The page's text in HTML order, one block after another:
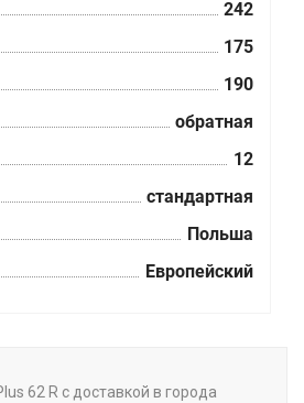
242
175
190
обратная
12
стандартная
Польша
Европейский
62 R с доставкой в города